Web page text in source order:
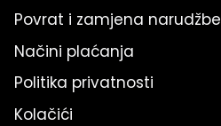
Povrat i zamjena narudžbe
Načini plaćanja
Politika privatnosti
Kolačići